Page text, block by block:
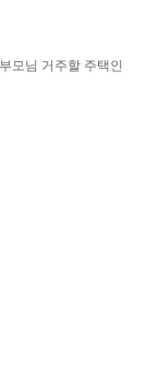
모님 거주할 주택인